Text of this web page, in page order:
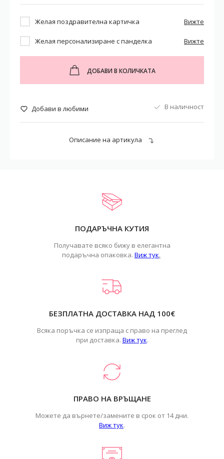
Желая поздравителна картичка Вижте
Желая персонализиране с панделка Вижте
ДОБАВИ В КОЛИЧКАТА
Добави в любими В наличност
Описание на артикула
ПОДАРЪЧНА КУТИЯ
Получавате всяко бижу в елегантна
подаръчна опаковка. Виж тук.
БЕЗПЛАТНА ДОСТАВКА НАД 100€
Всяка поръчка се изпраща с право на преглед
при доставка. Виж тук.
ПРАВО НА ВРЪЩАНЕ
Можете да върнете/замените в срок от 14 дни.
Виж тук.